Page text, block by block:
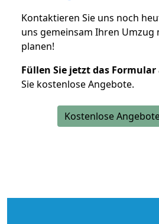
Kontaktieren Sie uns noch
uns gemeinsam Ihren Umzug
planen!
Füllen Sie jetzt das Formular
Sie kostenlose Angebote.
Kostenlose